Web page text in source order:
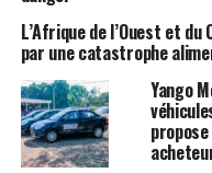
L’Afrique de l’Ouest et du
par une catastrophe
Yango